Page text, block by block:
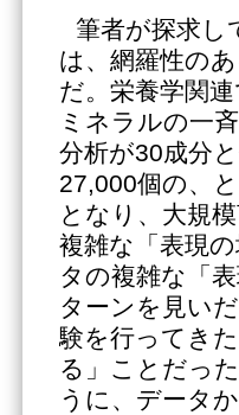
筆者が探求し
は、網羅性の
だ。栄養学関
ミネラルの一
分析が30成分
27,000個の、
となり、大規
複雑な「表現
タの複雑な「
ターンを見い
験を行ってき
る」ことだっ
うに、データ